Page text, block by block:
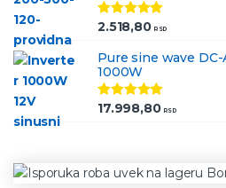
Ocenjeno
2.518,80RSD
Pure sine wave
1000W
Ocenjeno
17.998,80RSD